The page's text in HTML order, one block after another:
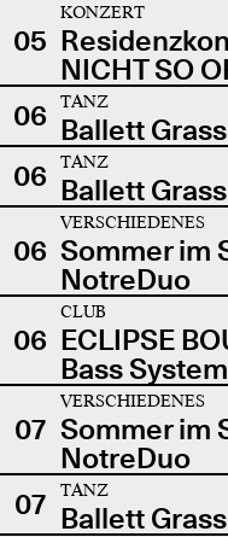
05
KONZERT
NICHT SO
06
TANZ
Ballett
06
TANZ
Ballett
06
VERSCHIEDENES
Sommer im
NotreDuo
06
CLUB
ECLIPSE
Bass
07
VERSCHIEDENES
Sommer im
NotreDuo
07
TANZ
Ballett